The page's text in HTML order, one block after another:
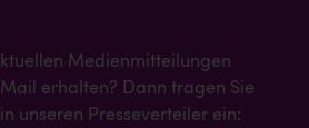
Medienmitteilungen
erhalten? Dann tragen Sie
unseren Presseverteiler ein: